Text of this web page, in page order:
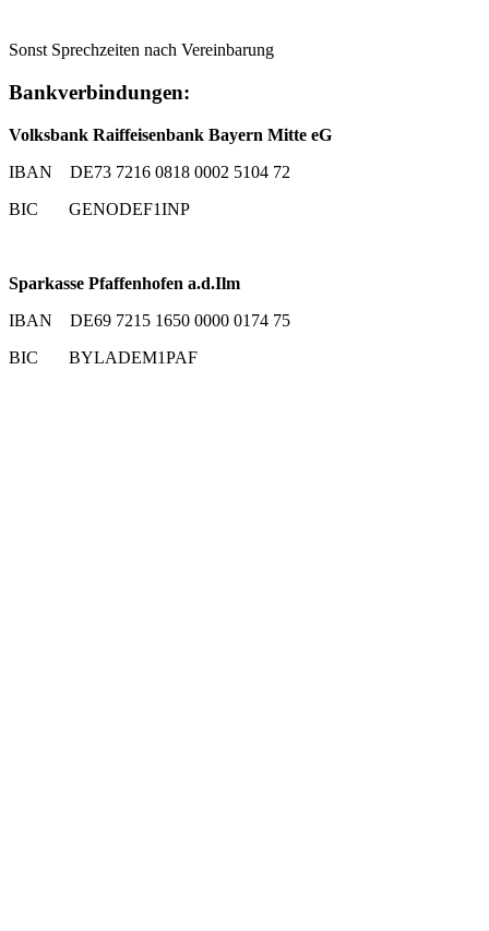
Sonst Sprechzeiten nach Vereinbarung
Bankverbindungen:
Volksbank Raiffeisenbank Bayern Mitte eG
IBAN DE73 7216 0818 0002 5104 72
BIC GENODEF1INP
Sparkasse Pfaffenhofen a.d.Ilm
IBAN DE69 7215 1650 0000 0174 75
BIC BYLADEM1PAF